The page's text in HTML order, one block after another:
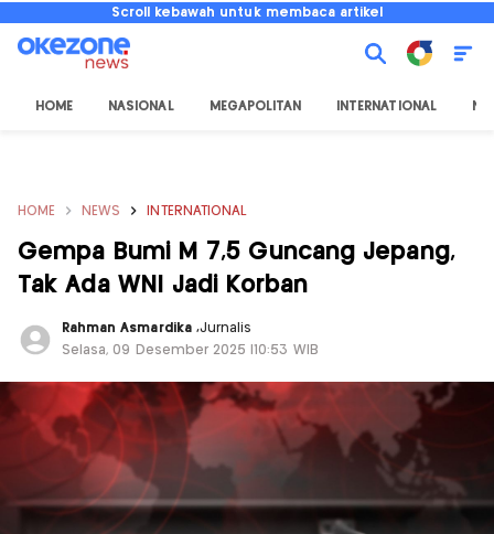
Scroll kebawah untuk membaca artikel
HOME NASIONAL MEGAPOLITAN INTERNATIONAL
HOME NEWS INTERNATIONAL
Gempa Bumi M 7,5 Guncang Jepang,
Tak Ada WNI Jadi Korban
Rahman Asmardika ,Jurnalis
Selasa, 09 Desember 2025 |10:53 WIB